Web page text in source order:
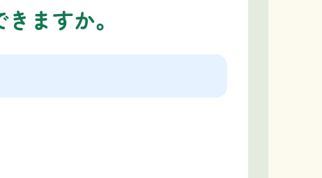
ますか。